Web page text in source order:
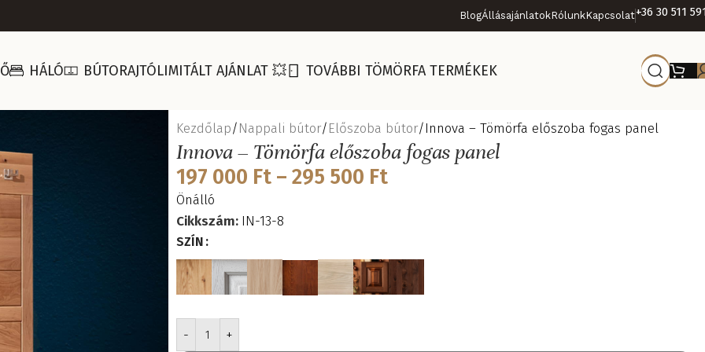
BlogÁllásajánlatokRólunkKapcsolat+36 30 511
HÁLÓ BÚTORAJTÓLIMITÁLT AJÁNLAT 💥 TOVÁBBI TÖMÖRFA TERMÉKEK
Kezdőlap Nappali bútor Előszoba bútor Innova – Tömörfa előszoba fogas panel
Innova – Tömörfa előszoba fogas panel
197 000 Ft – 295 500 Ft
Önálló
Cikkszám: IN-13-8
SZÍN